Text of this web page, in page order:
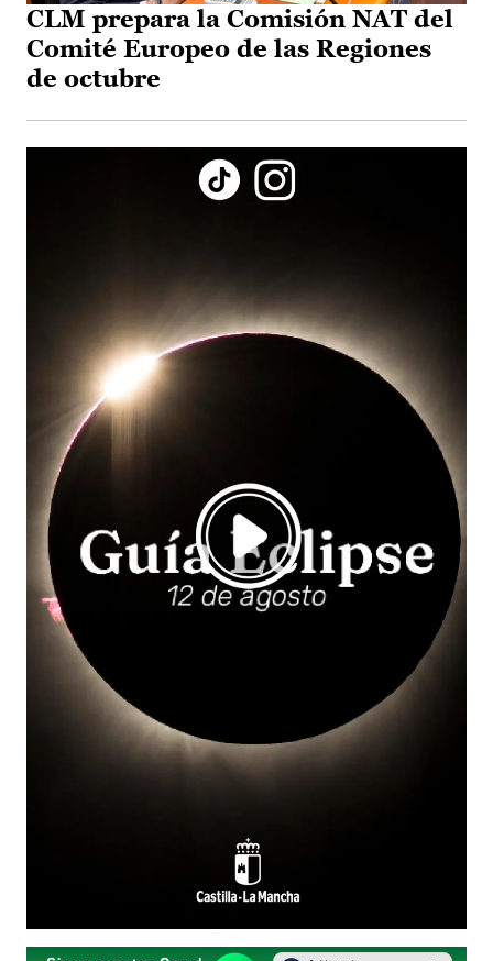
CLM prepara la Comisión NAT del
Comité Europeo de las Regiones
de octubre